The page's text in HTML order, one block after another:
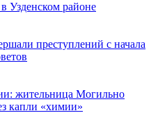
Узденском районе
преступлений с начала
жительница Могильно
капли «химии»